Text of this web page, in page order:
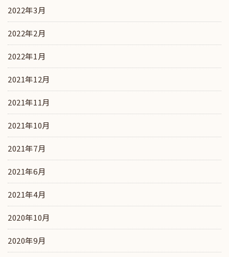
2022年3月
2022年2月
2022年1月
2021年12月
2021年11月
2021年10月
2021年7月
2021年6月
2021年4月
2020年10月
2020年9月